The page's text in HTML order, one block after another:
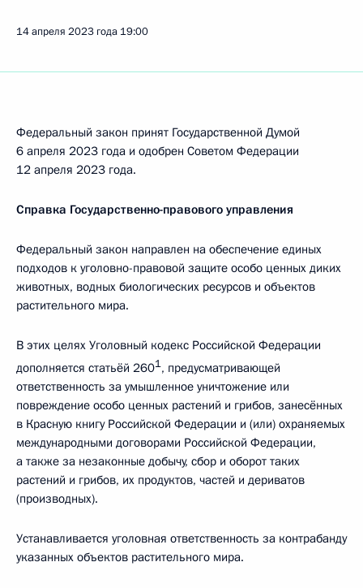
14 апреля 2023 года 19:00
Федеральный закон принят Государственной Думой
6 апреля 2023 года и одобрен Советом Федерации
12 апреля 2023 года.
Справка Государственно-правового управления
Федеральный закон направлен на обеспечение единых
подходов к уголовно-правовой защите особо ценных диких
животных, водных биологических ресурсов и объектов
растительного мира.
В этих целях Уголовный кодекс Российской Федерации
дополняется статьёй 2601, предусматривающей
ответственность за умышленное уничтожение или
повреждение особо ценных растений и грибов, занесённых
в Красную книгу Российской Федерации и (или) охраняемых
международными договорами Российской Федерации,
а также за незаконные добычу, сбор и оборот таких
растений и грибов, их продуктов, частей и дериватов
(производных).
Устанавливается уголовная ответственность за контрабанду
указанных объектов растительного мира.